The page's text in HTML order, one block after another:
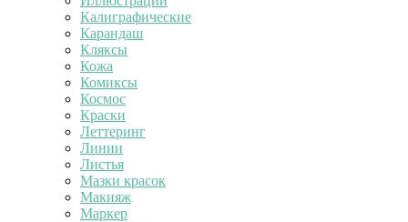
Калиграфические
Карандаш
Кляксы
Кожа
Комиксы
Космос
Краски
Леттеринг
Линии
Листья
Мазки красок
Макияж
Маркер